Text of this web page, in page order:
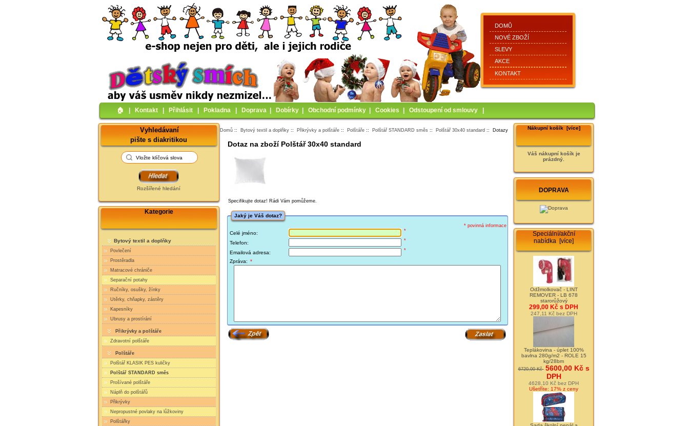
DOMŮ
NOVÉ ZBOŽÍ
SLEVY
AKCE
KONTAKT
🏠︎ Kontakt Přihlásit Pokladna Doprava Dobírky Obchodní podmínky Cookies Odstoupení od smlouvy
Vyhledávaní
pište s diakritikou
Rozšířené hledání
Kategorie
Bytový textil a doplňky
Povlečení
Prostěradla
Matracové chrániče
Separační potahy
Ručníky, osušky, žínky
Utěrky, chňapky, zástěry
Kapesníky
Ubrusy a prostírání
Přikrývky a polštáře
Zdravotní polštáře
Polštáře
Polštář KLASIK PES kuličky
Polštář STANDARD směs
Prošívané polštáře
Náplň do polštářů
Přikrývky
Nepropustné povlaky na lůžkoviny
Polštářky
Domů :: Bytový textil a doplňky :: Přikrývky a polštáře :: Polštáře :: Polštář STANDARD směs :: Polštář 30x40 standard :: Dotazy
Dotaz na zboží Polštář 30x40 standard
Specifikujte dotaz! Rádi Vám pomůžeme.
Jaký je Váš dotaz?
* povinná informace
Celé jméno: *
Telefon: *
Emailová adresa: *
Zpráva: *
Nákupní košík [více]
Váš nákupní košík je
prázdný.
DOPRAVA
Speciální/akční
nabídka [více]
Odžmolkovač - LINT
REMOVER - LB 678
starorůžový
299,00 Kč s DPH
247,11 Kč bez DPH
Teplákovina - úplet 100%
bavlna 280g/m2 - ROLE 15
kg/28bm
6720,00 Kč 5600,00 Kč s
DPH
4628,10 Kč bez DPH
Ušetříte: 17% z ceny